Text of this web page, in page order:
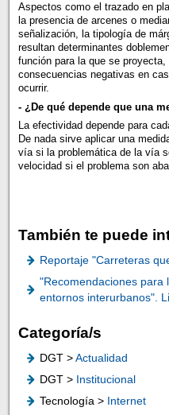
Aspectos como el trazado en
la presencia de arcenes o
señalización, la tipología de
resultan determinantes
función para la que se
consecuencias negativas en
ocurrir.
- ¿De qué depende que una
La efectividad depende para
De nada sirve aplicar una
vía si la problemática de la vía
velocidad si el problema son
También te puede
Reportaje "Carreteras
"Recomendaciones para
entornos interurbanos".
Categoría/s
DGT >Actualidad
DGT > Institucional
Tecnología > Internet